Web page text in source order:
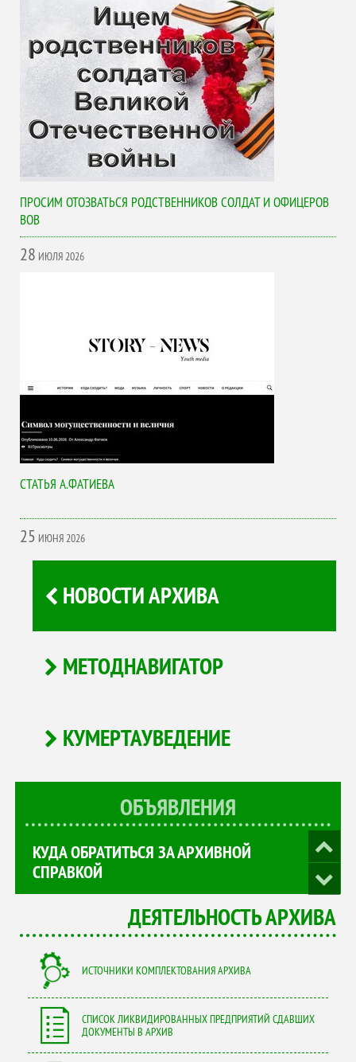
ПРОСИМ ОТОЗВАТЬСЯ РОДСТВЕННИКОВ СОЛДАТ И ОФИЦЕРОВ
ВОВ
28 ИЮЛЯ 2026
СТАТЬЯ А.ФАТИЕВА
25 ИЮНЯ 2026
НОВОСТИ АРХИВА
МЕТОДНАВИГАТОР
КУМЕРТАУВЕДЕНИЕ
ОБЪЯВЛЕНИЯ
КУДА ОБРАТИТЬСЯ ЗА АРХИВНОЙ
СПРАВКОЙ
ДЕЯТЕЛЬНОСТЬ АРХИВА
ИСТОЧНИКИ КОМПЛЕКТОВАНИЯ АРХИВА
СПИСОК ЛИКВИДИРОВАННЫХ ПРЕДПРИЯТИЙ СДАВШИХ
ДОКУМЕНТЫ В АРХИВ